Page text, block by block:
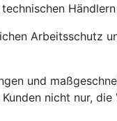
Arbeitsschutz
und
nicht nur,